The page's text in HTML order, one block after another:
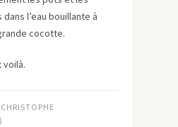
l’eau bouillante à
cocotte.
voilà.
CHRISTOPHE